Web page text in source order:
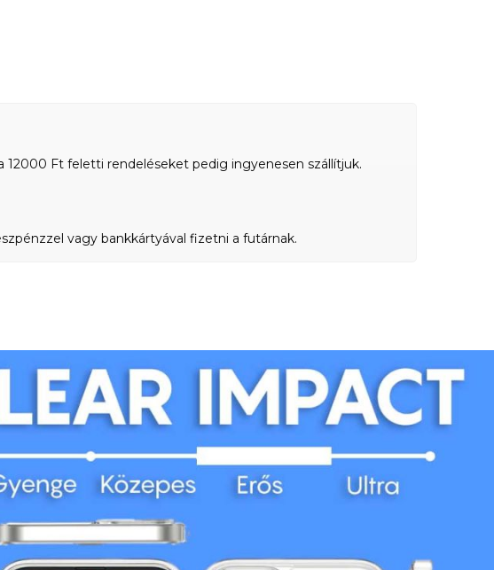
12000 Ft feletti rendeléseket pedig ingyenesen szállítjuk.
vagy bankkártyával fizetni a futárnak.